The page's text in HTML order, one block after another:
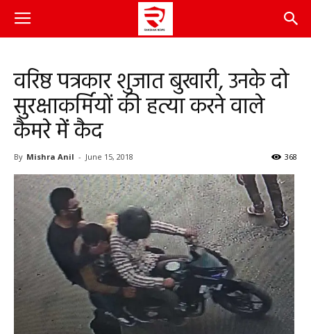
वरिष्ठ पत्रकार शुजात बुखारी, उनके दो
सुरक्षाकर्मियों की हत्या करने वाले
कैमरे में कैद
By Mishra Anil - June 15, 2018 368